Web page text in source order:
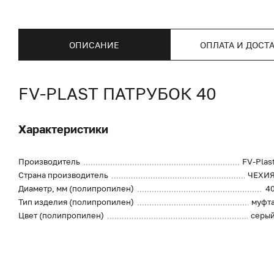
ОПИСАНИЕ ОПЛАТА И
FV-PLAST ПАТРУБОК 40
Характеристики
Производитель
FV-
Страна производитель
ЧЕХИЯ
Диаметр, мм (полипропилен)
Тип изделия (полипропилен)
Цвет (полипропилен)
серый